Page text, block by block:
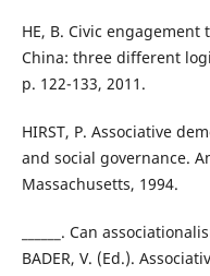
HE, B. Civic
China: three different
p. 122-133, 2011.
HIRST, P. Associative
and social governance.
Massachusetts, 1994.
______. Can
BADER, V. (Ed.).